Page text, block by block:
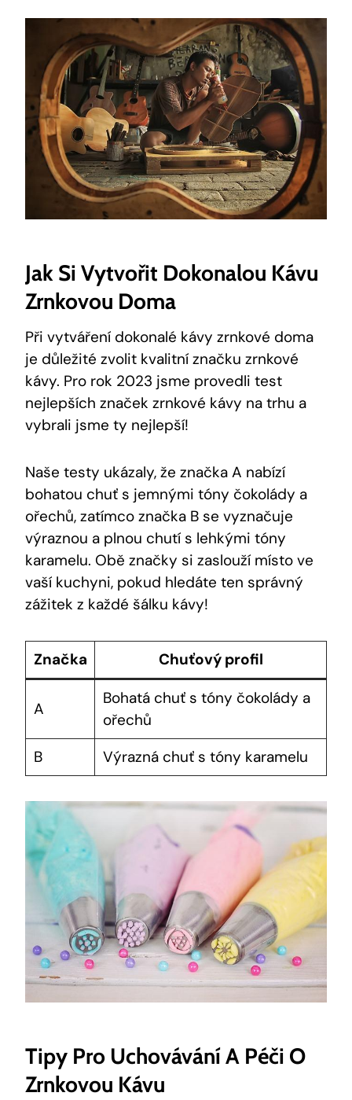
Jak Si Vytvořit Dokonalou Kávu
Zrnkovou Doma
Při vytváření dokonalé kávy zrnkové doma
je důležité zvolit kvalitní značku zrnkové
kávy. Pro rok 2023 jsme provedli test
nejlepších značek zrnkové kávy na trhu a
vybrali jsme ty nejlepší!
Naše testy ukázaly, že značka A nabízí
bohatou chuť s jemnými tóny čokolády a
ořechů, zatímco značka B se vyznačuje
výraznou a plnou chutí s lehkými tóny
karamelu. Obě značky si zaslouží místo ve
vaší kuchyni, pokud hledáte ten správný
zážitek z každé šálku kávy!
Značka Chuťový profil
A
Bohatá chuť s tóny čokolády a
ořechů
B
Výrazná chuť s tóny karamelu
Tipy Pro Uchovávání A Péči O
Zrnkovou Kávu